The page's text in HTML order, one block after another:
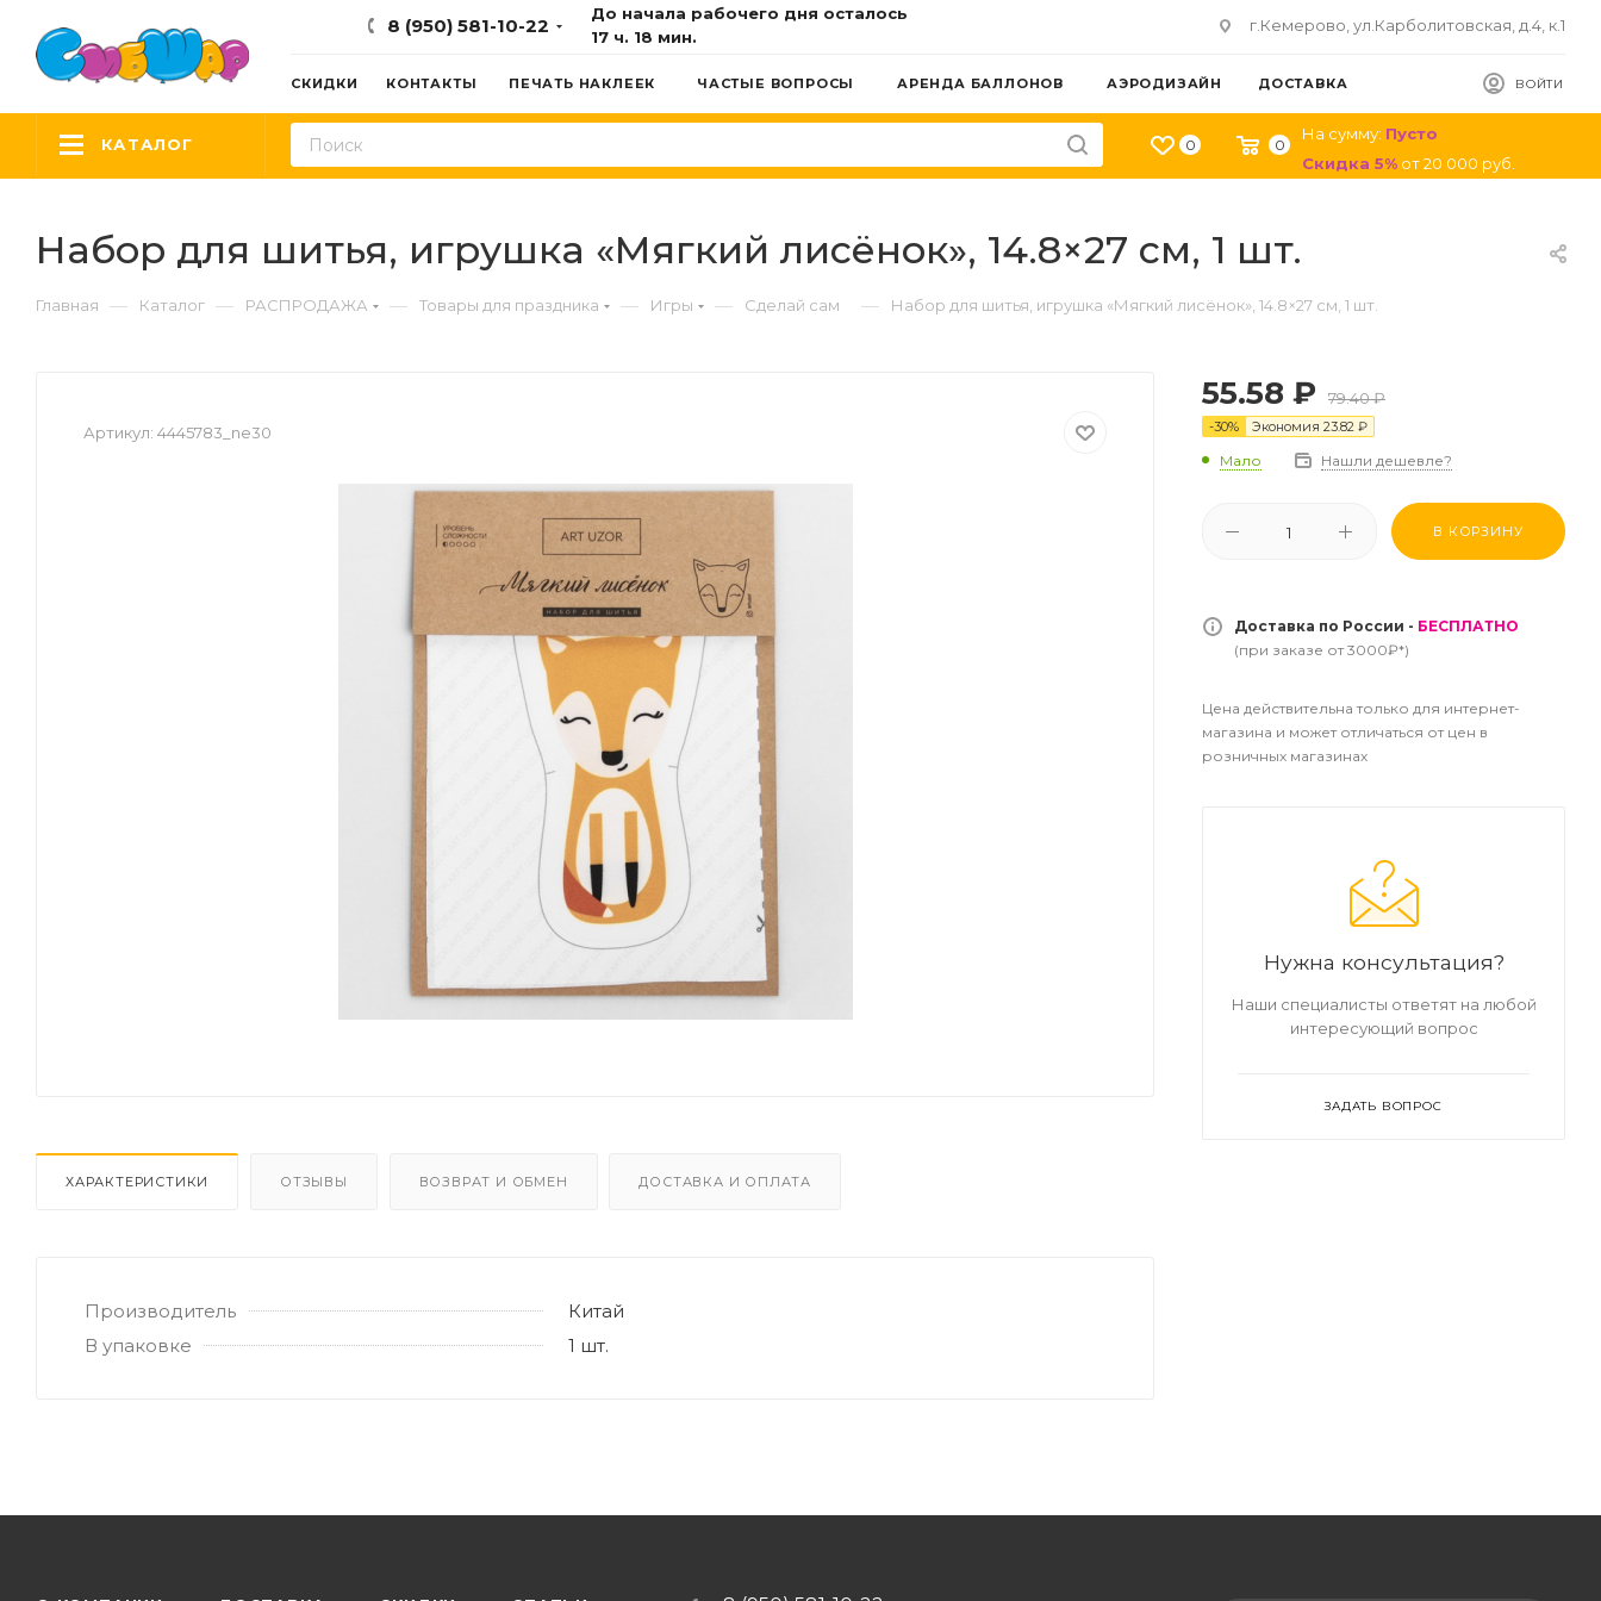
8 (950) 581-10-22
До начала рабочего дня осталось
17 ч. 18 мин.
г.Кемерово, ул.Карболитовская, д.4, к.1
ВОЙТИ
СКИДКИ КОНТАКТЫ ПЕЧАТЬ НАКЛЕЕК ЧАСТЫЕ ВОПРОСЫ АРЕНДА БАЛЛОНОВ АЭРОДИЗАЙН ДОСТАВКА
0 0
На сумму: Пусто
Скидка 5% от20 000 руб.
КАТАЛОГ
Набор для шитья, игрушка «Мягкий лисёнок», 14.8×27 см, 1 шт.
Главная — Каталог — РАСПРОДАЖА — Товары для праздника — Игры — Сделай сам — Набор для шитья, игрушка «Мягкий лисёнок», 14.8×27 см, 1 шт.
Артикул: 4445783_ne30
ХАРАКТЕРИСТИКИ ОТЗЫВЫ ВОЗВРАТ И ОБМЕН ДОСТАВКА И ОПЛАТА
Производитель
Китай
В упаковке
1 шт.
55.58 ₽ 79.40₽
-30% Экономия 23.82 ₽
Мало Нашли дешевле?
В КОРЗИНУ
Доставка по России - БЕСПЛАТНО
(при заказе от 3000₽*)
Цена действительна только для интернет-
магазина и может отличаться от цен в
розничных магазинах
Нужна консультация?
Наши специалисты ответят на любой
интересующий вопрос
ЗАДАТЬ ВОПРОС